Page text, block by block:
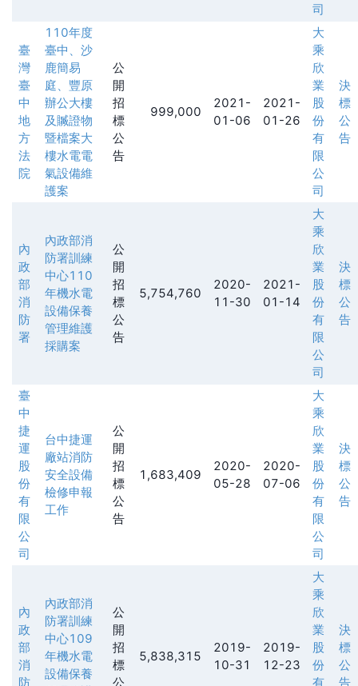
司
臺
灣
臺
中
地
方
法
院
110年度
臺中、沙
鹿簡易
庭、豐原
辦公大樓
及贓證物
暨檔案大
樓水電電
氣設備維
護案
公
開
招
標
公
告
999,000
2021-
01-06
2021-
01-26
大
乘
欣
業
股
份
有
限
公
司
決
標
公
告
內
政
部
消
防
署
內政部消
防署訓練
中心110
年機水電
設備保養
管理維護
採購案
公
開
招
標
公
告
5,754,760
2020-
11-30
2021-
01-14
大
乘
欣
業
股
份
有
限
公
司
決
標
公
告
臺
中
捷
運
股
份
有
限
公
司
台中捷運
廠站消防
安全設備
檢修申報
工作
公
開
招
標
公
告
1,683,409
2020-
05-28
2020-
07-06
大
乘
欣
業
股
份
有
限
公
司
決
標
公
告
內
政
部
消
防
內政部消
防署訓練
中心109
年機水電
設備保養
公
開
招
標
公
5,838,315
2019-
10-31
2019-
12-23
大
乘
欣
業
股
份
有
決
標
公
告